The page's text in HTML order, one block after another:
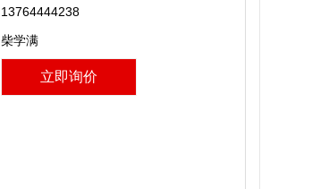
13764444238
柴学满
立即询价